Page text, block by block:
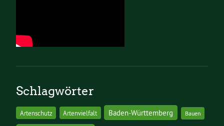
Schlagwörter
Artenschutz Artenvielfalt Baden-Württemberg Bauen